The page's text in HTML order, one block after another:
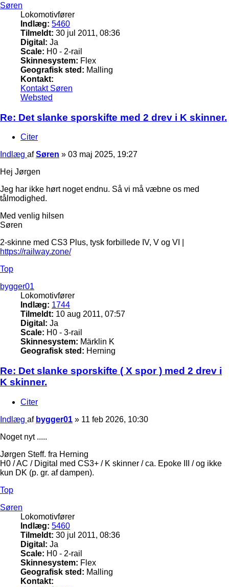
Søren
Lokomotivfører
Indlæg: 5460
Tilmeldt: 30 jul 2011, 08:36
Digital: Ja
Scale: H0 - 2-rail
Skinnesystem: Flex
Geografisk sted: Malling
Kontakt:
Kontakt Søren
Websted
Re: Det slanke sporskifte med 2 drev i K skinner.
Citer
Indlæg afSøren » 03 maj 2025, 19:27
Hej Jørgen
Jeg har ikke hørt noget endnu. Så vi må væbne os med
tålmodighed.
Med venlig hilsen
Søren
2-skinne med CS3 Plus, tysk forbillede IV, V og VI |
https://railway.zone/
Top
bygger01
Lokomotivfører
Indlæg: 1744
Tilmeldt: 10 aug 2011, 07:57
Digital: Ja
Scale: H0 - 3-rail
Skinnesystem: Märklin K
Geografisk sted: Herning
Re: Det slanke sporskifte ( X spor ) med 2 drev i
K skinner.
Citer
Indlæg af bygger01 » 11 feb 2026, 10:30
Noget nyt .....
Jørgen Steff. fra Herning
H0 / AC / Digital med CS3+ / K skinner / ca. Epoke III / og ikke
kun DK (p. gr. af dampen).
Top
Søren
Lokomotivfører
Indlæg: 5460
Tilmeldt: 30 jul 2011, 08:36
Digital: Ja
Scale: H0 - 2-rail
Skinnesystem: Flex
Geografisk sted: Malling
Kontakt: